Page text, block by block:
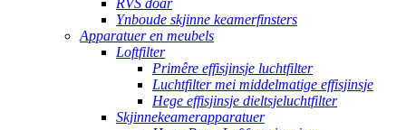
RVS doar
Ynboude skjinne keamerfinsters
Apparatuer en meubels
Loftfilter
Primêre effisjinsje luchtfilter
Luchtfilter mei middelmatige effisjinsje
Hege effisjinsje dieltsjeluchtfilter
Skjinnekeamerapparatuer